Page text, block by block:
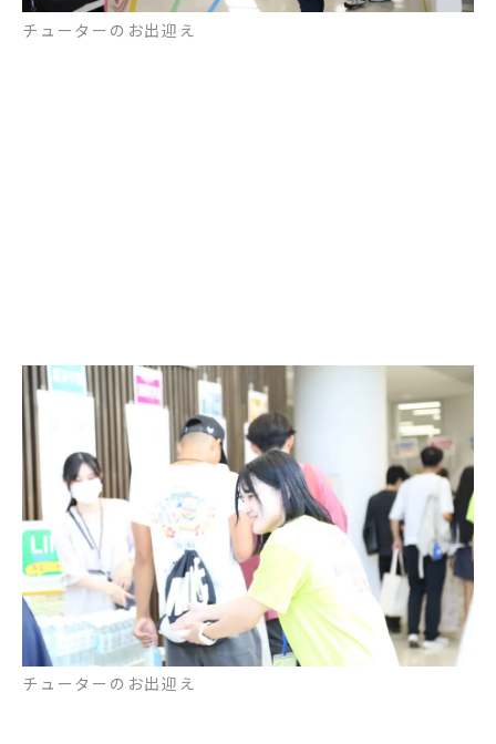
チューターのお出迎え
チューターのお出迎え